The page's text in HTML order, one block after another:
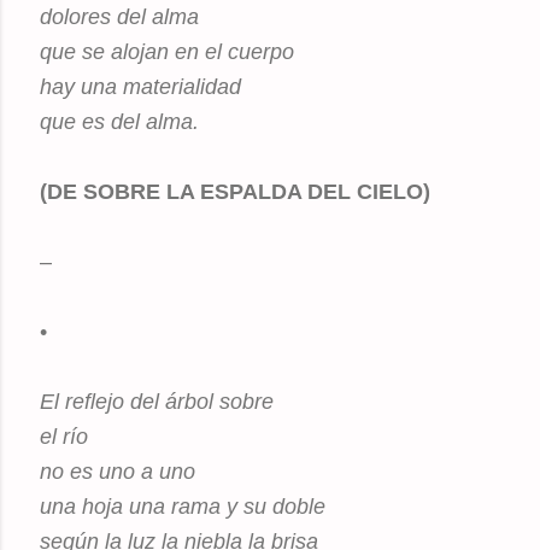
dolores del alma
que se alojan en el cuerpo
hay una materialidad
que es del alma.
(DE SOBRE LA ESPALDA DEL CIELO)
–
•
El reflejo del árbol sobre
el río
no es uno a uno
una hoja una rama y su doble
según la luz la niebla la brisa